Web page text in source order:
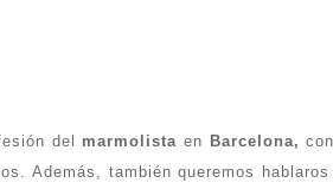
del marmolista en Barcelona,
Además, también queremos